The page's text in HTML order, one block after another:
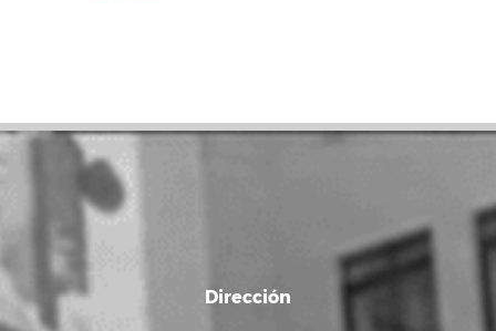
Dirección